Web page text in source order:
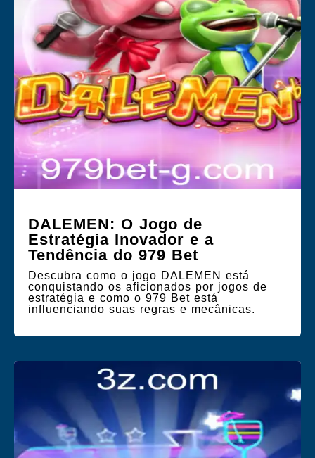
DALEMEN: O Jogo de
Estratégia Inovador e a
Tendência do 979 Bet
Descubra como o jogo DALEMEN está
conquistando os aficionados por jogos de
estratégia e como o 979 Bet está
influenciando suas regras e mecânicas.